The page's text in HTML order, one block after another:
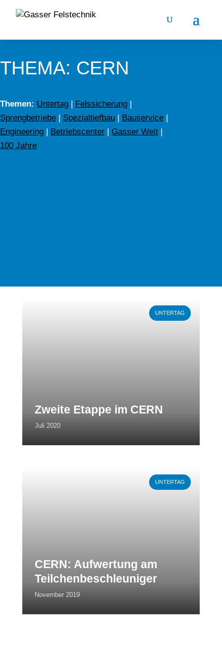
THEMA: CERN
Themen: Untertag | Felssicherung |
Sprengbetriebe | Spezialtiefbau | Bauservice |
Engineering | Betriebscenter | Gasser Welt |
100 Jahre
UNTERTAG
Zweite Etappe im CERN
Juli 2020
UNTERTAG
CERN: Aufwertung am
Teilchenbeschleuniger
November 2019